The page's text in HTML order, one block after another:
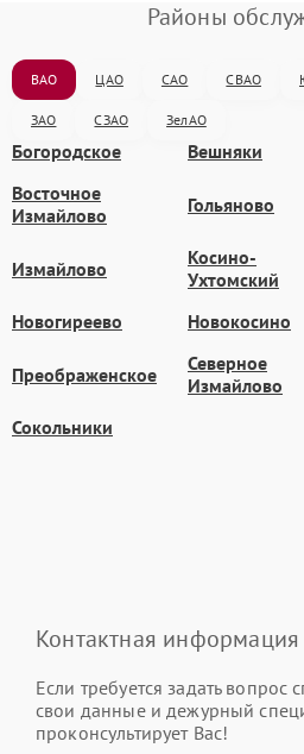
Районы
ВАО ЦАО САО СВАО
ЗАО СЗАО ЗелАО
Богородское Вешняки
Восточное
Измайлово
Гольяново
Измайлово
Косино-
Ухтомский
Новогиреево Новокосино
Преображенское
Северное
Измайлово
Сокольники
Контактная информация
Если требуется задать вопрос
свои данные и дежурный
проконсультирует Вас!